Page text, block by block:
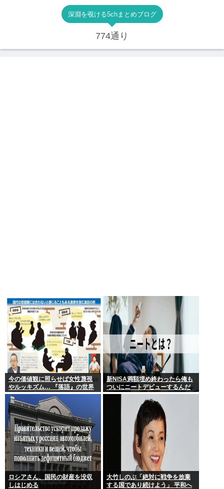
深淵を覗ける5chまとめブログ
774通り
今の価値観に照らせば女性蔑視
やルッキズム… 『落語』の世界
もセリフ変更や改作、現代にふ
さわしい表現模索の動き
新NISA満額埋め終わったら俺も
ついにニートデビューするんだ
がアドバイスある?
ロシアさん、国民の財産を没収
しはじめる
大竹しのぶ「絶対に戦争を放棄
する国であり続けよう」 平和へ